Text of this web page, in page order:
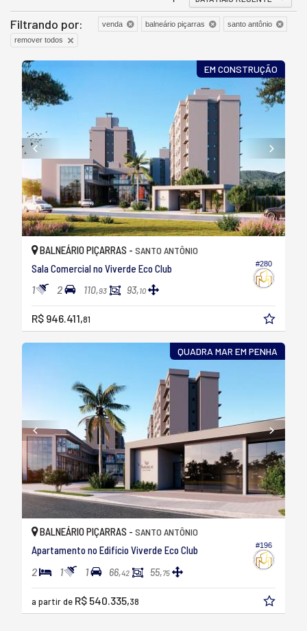
Filtrando por: venda balneário piçarras
santo antônio
remover todos
EM CONSTRUÇÃO
#280
BALNEÁRIO PIÇARRAS - SANTO ANTÔNIO
Sala Comercial no Viverde Eco Club
1 2 110,93 93,10
R$ 946.411,81
QUADRA MAR EM PENHA
#196
BALNEÁRIO PIÇARRAS - SANTO ANTÔNIO
Apartamento no Edifício Viverde Eco Club
2 1 1 66,42 55,75
a partir de R$ 540.335,38